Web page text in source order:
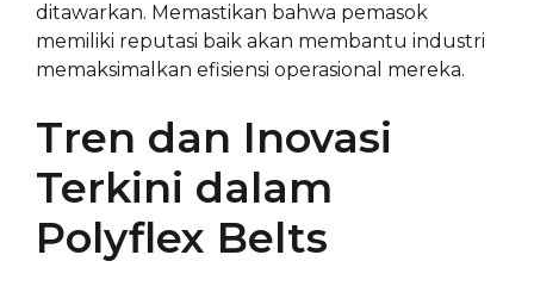
ditawarkan. Memastikan bahwa pemasok
memiliki reputasi baik akan membantu industri
memaksimalkan efisiensi operasional mereka.
Tren dan Inovasi
Terkini dalam
Polyflex Belts